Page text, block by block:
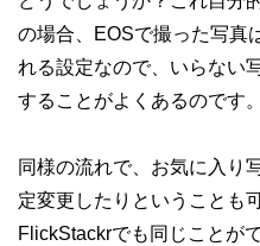
の場合、EOSで撮った写真
れる設定なので、いらない
することがよくあるのです。
同様の流れで、お気に入り
定変更したりということも
FlickStackrでも同じことが